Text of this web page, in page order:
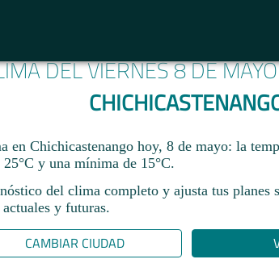
DEL VIERNES 8 DE
en Chichicastenango hoy, 8 de mayo: la
y una mínima de 15°C.
del clima completo y ajusta tus planes
y futuras.
CAMBIAR CIUDAD